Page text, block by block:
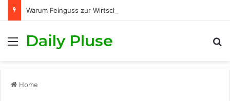
Menu
Daily Pluse
Home